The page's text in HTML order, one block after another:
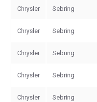
Chrysler Sebring
Chrysler Sebring
Chrysler Sebring
Chrysler Sebring
Chrysler Sebring